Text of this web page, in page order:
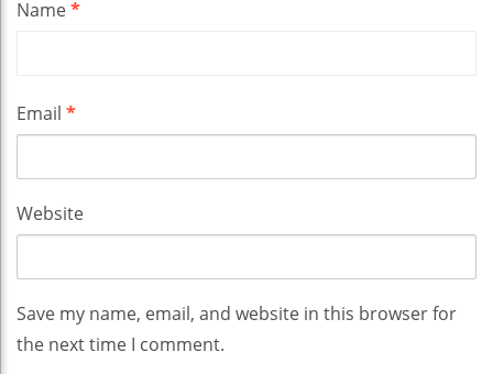
Name*
Email *
Website
Save my name, email, and website in this browser for
the next time I comment.